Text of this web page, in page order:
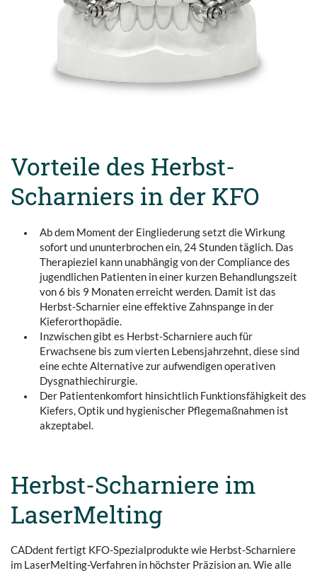
Vorteile des Herbst-
Scharniers in der KFO
Ab dem Moment der Eingliederung setzt die Wirkung
sofort und ununterbrochen ein, 24 Stunden täglich. Das
Therapieziel kann unabhängig von der Compliance des
jugendlichen Patienten in einer kurzen Behandlungszeit
von 6 bis 9 Monaten erreicht werden. Damit ist das
Herbst-Scharnier eine effektive Zahnspange in der
Kieferorthopädie.
Inzwischen gibt es Herbst-Scharniere auch für
Erwachsene bis zum vierten Lebensjahrzehnt, diese sind
eine echte Alternative zur aufwendigen operativen
Dysgnathiechirurgie.
Der Patientenkomfort hinsichtlich Funktionsfähigkeit des
Kiefers, Optik und hygienischer Pflegemaßnahmen ist
akzeptabel.
Herbst-Scharniere im
LaserMelting
CADdent fertigt KFO-Spezialprodukte wie Herbst-Scharniere
im LaserMelting-Verfahren in höchster Präzision an. Wie alle